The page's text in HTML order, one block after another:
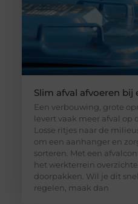
Slim afval afvoeren bij
Een verbouwing, grote
levert vaak meer afval op
Losse ritjes naar de
om een aanhanger en
sorteren. Met een
het werkterrein
doorpakken. Wil je dit
regelen, maak dan